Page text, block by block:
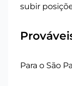
subir
Para o São